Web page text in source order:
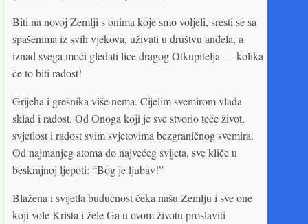
Biti na novoj Zemlji s onima koje smo voljeli, sresti se sa
spašenima iz svih vjekova, uživati u društvu anđela, a
iznad svega moći gledati lice dragog Otkupitelja — kolika
će to biti radost!
Grijeha i grešnika više nema. Cijelim svemirom vlada
sklad i radost. Od Onoga koji je sve stvorio teče život,
svjetlost i radost svim svjetovima bezgraničnog svemira.
Od najmanjeg atoma do najvećeg svijeta, sve kliče u
beskrajnoj ljepoti: “Bog je ljubav!”
Blažena i svijetla budućnost čeka našu Zemlju i sve one
koji vole Krista i žele Ga u ovom životu proslaviti